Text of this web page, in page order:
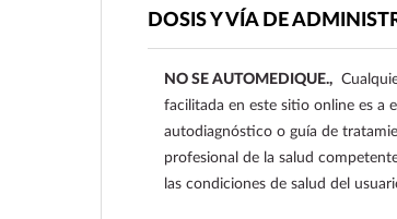
DOSIS Y VÍA DE
NO SE AUTOMEDIQUE.,
facilitada en este sitio online es a
autodiagnóstico o guía de
profesional de la salud
las condiciones de salud del